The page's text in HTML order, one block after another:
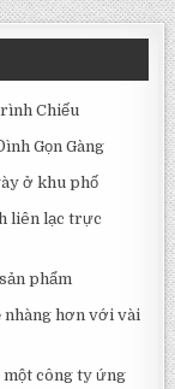
Chiếu
Gọn Gàng
ở khu phố
liên lạc trực
phẩm
nhàng hơn với vài
một công ty ứng